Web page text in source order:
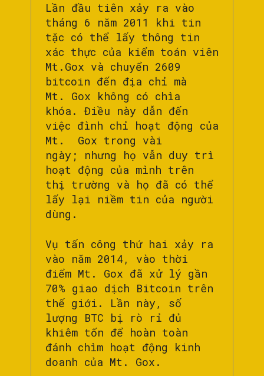
Lần đầu tiên xảy ra vào
tháng 6 năm 2011 khi tin
tặc có thể lấy thông tin
xác thực của kiểm toán viên
Mt.Gox và chuyển 2609
bitcoin đến địa chỉ mà
Mt. Gox không có chìa
khóa. Điều này dẫn đến
việc đình chỉ hoạt động của
Mt. Gox trong vài
ngày; nhưng họ vẫn duy trì
hoạt động của mình trên
thị trường và họ đã có thể
lấy lại niềm tin của người
dùng.
Vụ tấn công thứ hai xảy ra
vào năm 2014, vào thời
điểm Mt. Gox đã xử lý gần
70% giao dịch Bitcoin trên
thế giới. Lần này, số
lượng BTC bị rò rỉ đủ
khiêm tốn để hoàn toàn
đánh chìm hoạt động kinh
doanh của Mt. Gox.